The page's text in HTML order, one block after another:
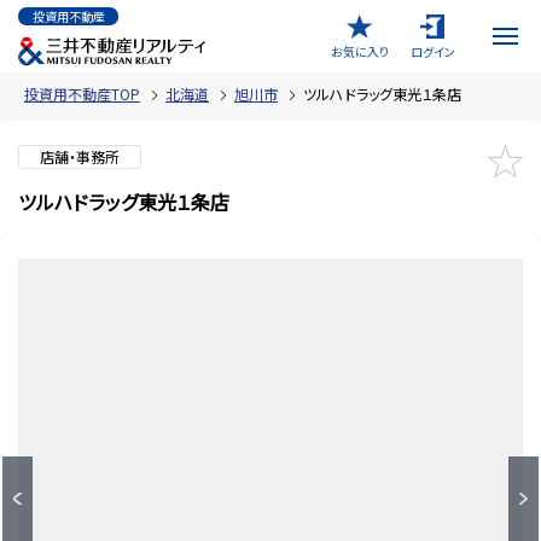
投資用不動産
お気に入り
ログイン
投資用不動産TOP 北海道 旭川市 ツルハドラッグ東光１条店
店舗・事務所
ツルハドラッグ東光１条店